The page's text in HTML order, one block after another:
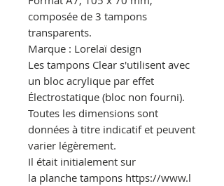
composée de 3 tampons
transparents.
Marque : Lorelaï design
Les tampons Clear s'utilisent avec
un bloc acrylique par effet
Électrostatique (bloc non fourni).
Toutes les dimensions sont
données à titre indicatif et peuvent
varier légèrement.
Il était initialement sur
la planche tampons https://www.l